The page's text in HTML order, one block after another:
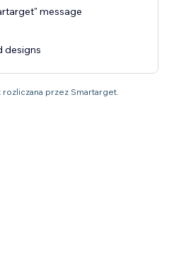
message
designs
przez Smartarget.